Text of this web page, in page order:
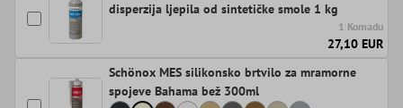
disperzija ljepila od sintetičke smole 1 kg
1 Komadu
27,10 EUR
Schönox MES silikonsko brtvilo za mramorne
spojeve Bahama bež 300ml